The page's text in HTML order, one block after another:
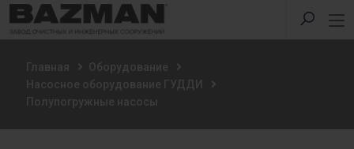
Главная
Оборудование
Насосное оборудование ГУДДИ
Полупогружные насосы